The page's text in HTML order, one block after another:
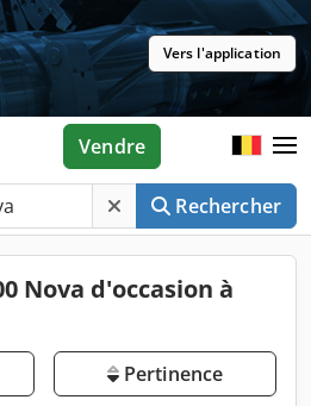
Vers l'application
Rechercher
Vendre
Nova d'occasion à
Pertinence